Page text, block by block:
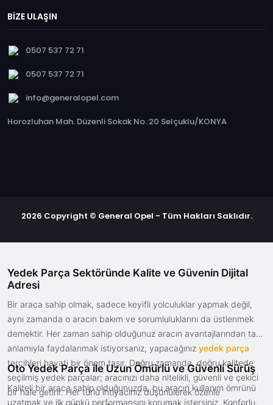
BİZE ULAŞIN
0507 537 72 71
0507 537 72 71
info@generalopel.com
Horozluhan Mah. Düzenli Sokak No.:20 Selçuklu/KONYA
2026 Copyright © General Opel - Tüm Hakları Saklıdır.
Yedek Parça Sektöründe Kalite ve Güvenin Dijital
Adresi
Bir araca sahip olmak, sadece keyifli yolculuklar yapmak değil,
aynı zamanda o aracın bakım ve sorumluluklarını da üstlenmek
demektir. Her zaman sahip olduğunuz aracın avantajlarından tam
anlamıyla faydalanmak istiyorsanız, yapacağınız yedek parça
tercihleri hayati bir önem taşır. Doğru zamanda, doğru kalitede
seçilmiş yedek parçalar; aracınızı daha nitelikli, güvenli ve çekici
bir hale getirir. Her türlü ihtiyacınız düşünülerek özenle
Oto Yedek Parça ile Uzun Ömürlü ve Güvenli Sürüş
Kaliteli bir araca sahip olduğunuzda, bu aracın kullanım ömrünü
uzatmak ve ilk günkü performansını korumak istersiniz. Konforlu,